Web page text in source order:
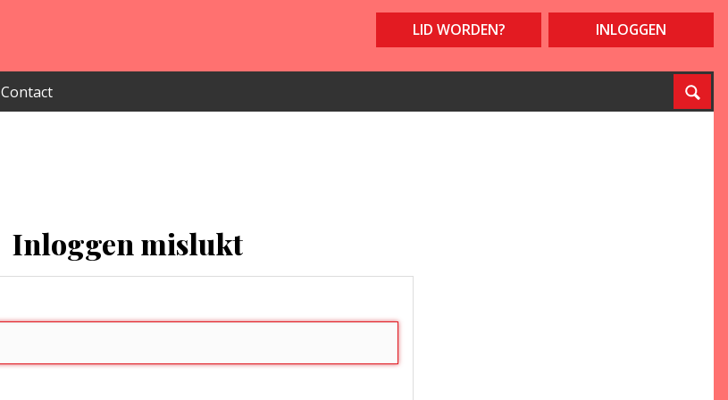
LID WORDEN? INLOGGEN
Contact
Inloggen mislukt